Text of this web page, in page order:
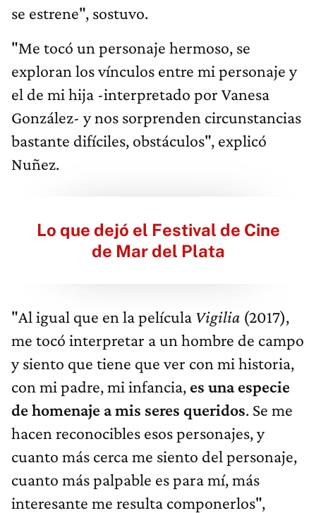
se estrene", sostuvo.
"Me tocó un personaje hermoso, se
exploran los vínculos entre mi personaje y
el de mi hija -interpretado por Vanesa
González- y nos sorprenden circunstancias
bastante difíciles, obstáculos", explicó
Nuñez.
Lo que dejó el Festival de Cine
de Mar del Plata
"Al igual que en la película Vigilia (2017),
me tocó interpretar a un hombre de campo
y siento que tiene que ver con mi historia,
con mi padre, mi infancia, es una especie
de homenaje a mis seres queridos. Se me
hacen reconocibles esos personajes, y
cuanto más cerca me siento del personaje,
cuanto más palpable es para mí, más
interesante me resulta componerlos",